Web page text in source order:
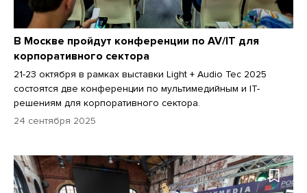
В Москве пройдут конференции по AV/IT для
корпоративного сектора
21-23 октября в рамках выставки Light + Audio Tec 2025
состоятся две конференции по мультимедийным и IT-
решениям для корпоративного сектора.
24 сентября 2025